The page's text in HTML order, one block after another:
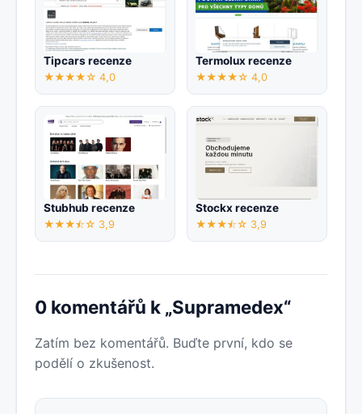
Tipcars recenze
★★★★☆ 4,0
Termolux recenze
★★★★☆ 4,0
Stubhub recenze
★★★⯪☆ 3,9
Stockx recenze
★★★⯪☆ 3,9
0 komentářů k „Supramedex“
Zatím bez komentářů. Buďte první, kdo se
podělí o zkušenost.